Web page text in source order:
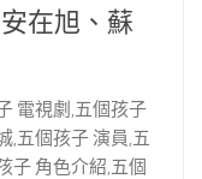
在旭、蘇
電視劇,五個孩子
,五個孩子 演員,五
子 角色介紹,五個